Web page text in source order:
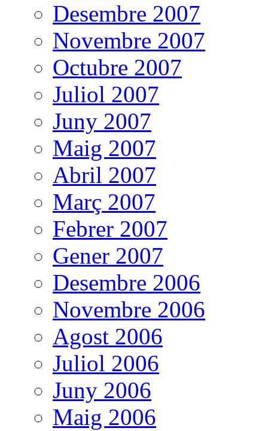
Desembre 2007
Novembre 2007
Octubre 2007
Juliol 2007
Juny 2007
Maig 2007
Abril 2007
Març 2007
Febrer 2007
Gener 2007
Desembre 2006
Novembre 2006
Agost 2006
Juliol 2006
Juny 2006
Maig 2006